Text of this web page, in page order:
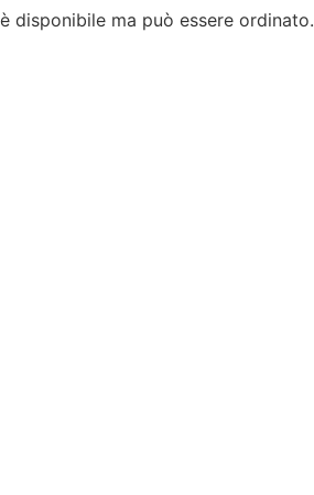
disponibile ma può essere ordinato.